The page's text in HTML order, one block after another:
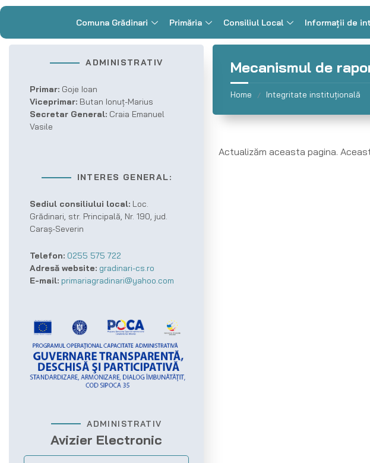
Comuna Grădinari Primăria Consiliul Local Informații de
Mecanismul de
Home / Integritate instituțională
Actualizăm aceasta pagina.
ADMINISTRATIV
Primar: Goje Ioan
Viceprimar: Butan Ionuț-Marius
Secretar General: Craia Emanuel
Vasile
INTERES GENERAL:
Sediul consiliului local: Loc.
Grădinari, str. Principală, Nr. 190, jud.
Caraș-Severin
Telefon: 0255 575 722
Adresă website: gradinari-cs.ro
E-mail: primariagradinari@yahoo.com
ADMINISTRATIV
Avizier Electronic